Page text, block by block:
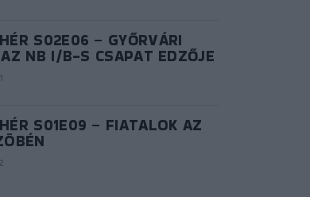
S02E06 – GYŐRVÁRI
NB I/B-S CSAPAT EDZŐJE
S01E09 – FIATALOK AZ